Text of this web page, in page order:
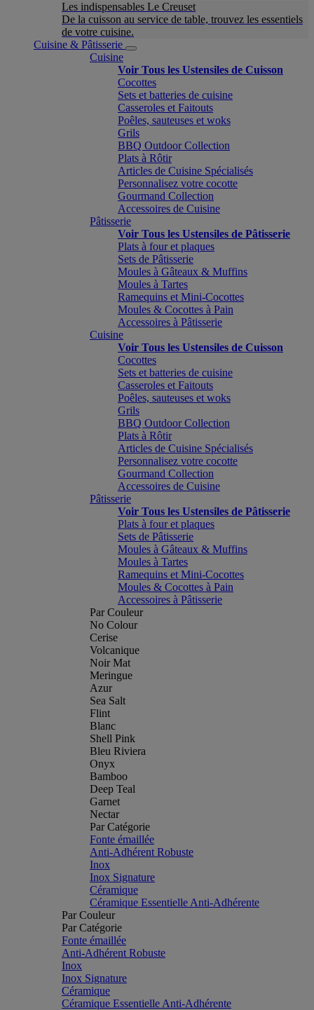
Les indispensables Le Creuset
De la cuisson au service de table, trouvez les essentiels
de votre cuisine.
Cuisine & Pâtisserie
Cuisine
Voir Tous les Ustensiles de Cuisson
Cocottes
Sets et batteries de cuisine
Casseroles et Faitouts
Poêles, sauteuses et woks
Grils
BBQ Outdoor Collection
Plats à Rôtir
Articles de Cuisine Spécialisés
Personnalisez votre cocotte
Gourmand Collection
Accessoires de Cuisine
Pâtisserie
Voir Tous les Ustensiles de Pâtisserie
Plats à four et plaques
Sets de Pâtisserie
Moules à Gâteaux & Muffins
Moules à Tartes
Ramequins et Mini-Cocottes
Moules & Cocottes à Pain
Accessoires à Pâtisserie
Cuisine
Voir Tous les Ustensiles de Cuisson
Cocottes
Sets et batteries de cuisine
Casseroles et Faitouts
Poêles, sauteuses et woks
Grils
BBQ Outdoor Collection
Plats à Rôtir
Articles de Cuisine Spécialisés
Personnalisez votre cocotte
Gourmand Collection
Accessoires de Cuisine
Pâtisserie
Voir Tous les Ustensiles de Pâtisserie
Plats à four et plaques
Sets de Pâtisserie
Moules à Gâteaux & Muffins
Moules à Tartes
Ramequins et Mini-Cocottes
Moules & Cocottes à Pain
Accessoires à Pâtisserie
Par Couleur
No Colour
Cerise
Volcanique
Noir Mat
Meringue
Azur
Sea Salt
Flint
Blanc
Shell Pink
Bleu Riviera
Onyx
Bamboo
Deep Teal
Garnet
Nectar
Par Catégorie
Fonte émaillée
Anti-Adhérent Robuste
Inox
Inox Signature
Céramique
Céramique Essentielle Anti-Adhérente
Par Couleur
Par Catégorie
Fonte émaillée
Anti-Adhérent Robuste
Inox
Inox Signature
Céramique
Céramique Essentielle Anti-Adhérente